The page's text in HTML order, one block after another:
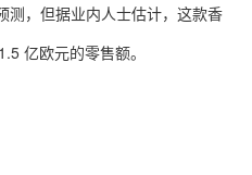
测，但据业内人士估计，这款香
亿欧元的零售额。